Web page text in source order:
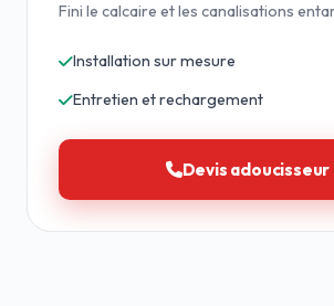
Fini le calcaire et les canalisations
Installation sur mesure
Entretien et rechargement
Devis adoucisseur